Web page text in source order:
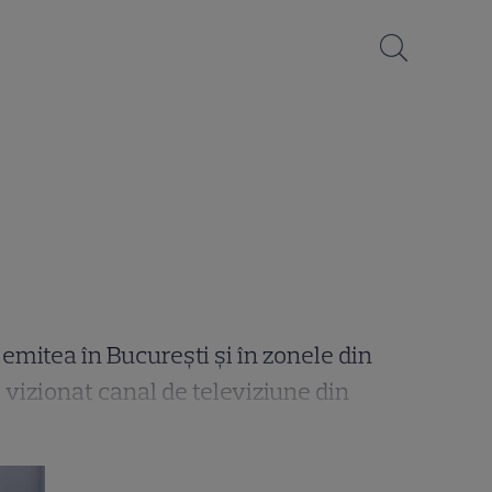
în București și în zonele din
vizionat canal de televiziune din
debutat în februarie 2018, fiind